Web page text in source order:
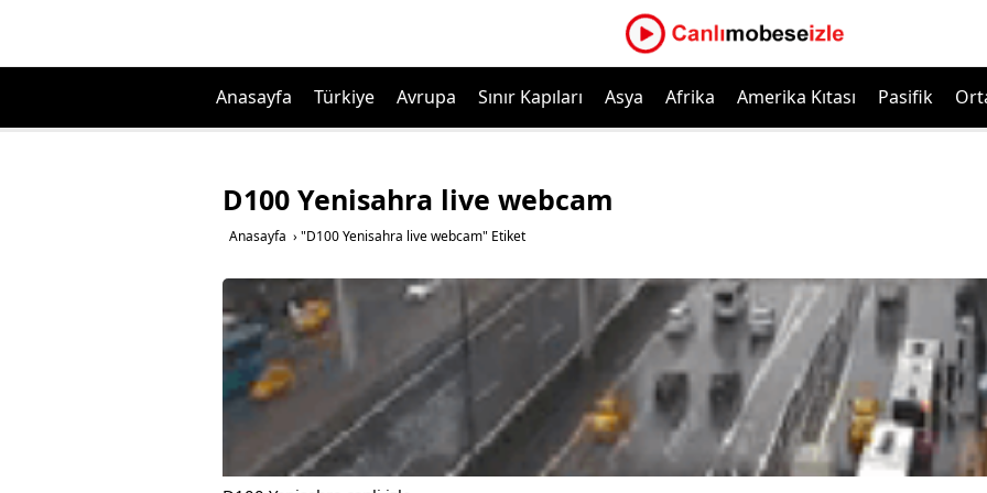
Anasayfa Türkiye Avrupa Sınır Kapıları Asya Afrika Amerika Kıtası Pasifik
D100 Yenisahra live webcam
Anasayfa › "D100 Yenisahra live webcam" Etiket